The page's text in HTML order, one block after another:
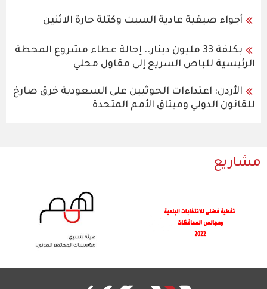
أجواء صيفية عادية السبت وكتلة حارة الاثنين
بكلفة 33 مليون دينار.. إحالة عطاء مشروع المحطة
الرئيسية للباص السريع إلى مقاول محلي
الأردن: اعتداءات الحوثيين على السعودية خرق صارخ
للقانون الدولي وميثاق الأمم المتحدة
مشاريع